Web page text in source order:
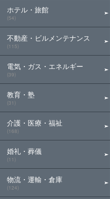
ホテル・旅館
(54)
不動産・ビルメンテナンス
(115)
電気・ガス・エネルギー
(39)
教育・塾
(31)
介護・医療・福祉
(168)
婚礼・葬儀
(11)
物流・運輸・倉庫
(124)